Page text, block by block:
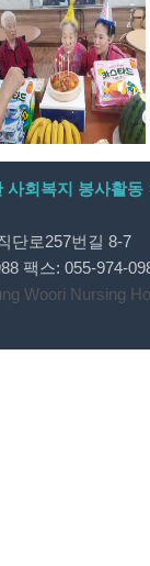
사회복지 봉사활동
단로257번길 8-7
팩스: 055-974-
Woori Nursing